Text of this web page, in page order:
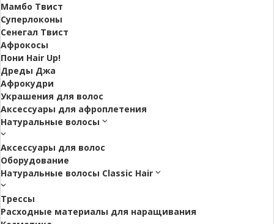
Мамбо Твист
Суперлоконы
Сенегал Твист
Афрокосы
Пони Hair Up!
Дреды Джа
Афрокудри
Украшения для волос
Аксессуары для афроплетения
Натуральные волосы
Аксессуары для волос
Оборудование
Натуральные волосы Classic Hair
Трессы
Расходные материалы для наращивания